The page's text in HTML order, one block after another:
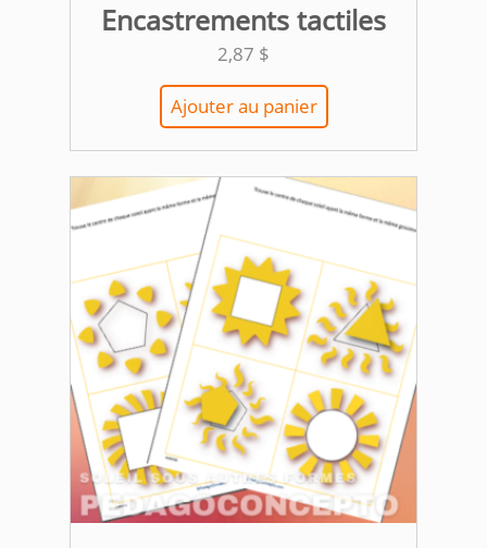
Encastrements tactiles
2,87 $
Ajouter au panier